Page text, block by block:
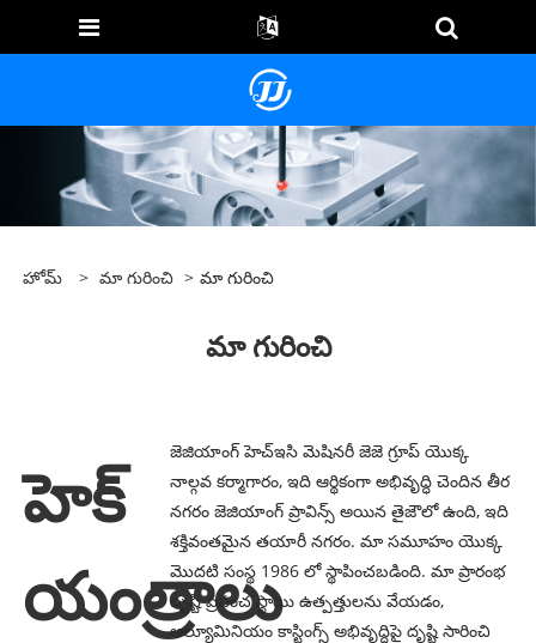
హోమ్ > మా గురించి > మా గురించి
మా గురించి
హెక్
యంత్రాలు
జెజియాంగ్ హెచ్ఇసి మెషినరీ జెజె గ్రూప్ యొక్క
నాల్గవ కర్మాగారం, ఇది ఆర్థికంగా అభివృద్ధి చెందిన తీర
నగరం జెజియాంగ్ ప్రావిన్స్ అయిన తైజౌలో ఉంది, ఇది
శక్తివంతమైన తయారీ నగరం. మా సమూహం యొక్క
మొదటి సంస్థ 1986 లో స్థాపించబడింది. మా ప్రారంభ
దృష్టి ప్రపంచ స్థాయి ఉత్పత్తులను వేయడం,
అల్యూమినియం కాస్టింగ్స్ అభివృద్ధిపై దృష్టి సారించి